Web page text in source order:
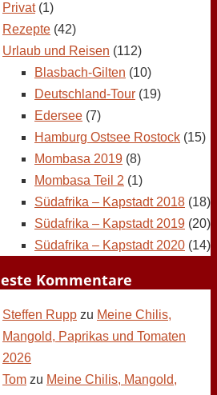
Privat(1)
Rezepte (42)
Urlaub und Reisen (112)
Blasbach-Gilten (10)
Deutschland-Tour (19)
Edersee (7)
Hamburg Ostsee Rostock (15)
Mombasa 2019 (8)
Mombasa Teil 2 (1)
Südafrika – Kapstadt 2018 (18)
Südafrika – Kapstadt 2019 (20)
Südafrika – Kapstadt 2020 (14)
Kommentare
Steffen Rupp zu Meine Chilis,
Mangold, Paprikas und Tomaten
2026
Tom zu Meine Chilis, Mangold,